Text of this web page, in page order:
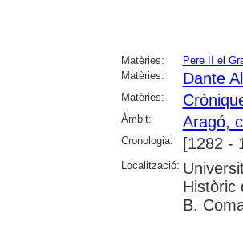
Matèries: Pere II el
Matèries:
Dante
Matèries:
Àmbit: Aragó,
Cronologia: [1282 -
Localització:
Històric
B.